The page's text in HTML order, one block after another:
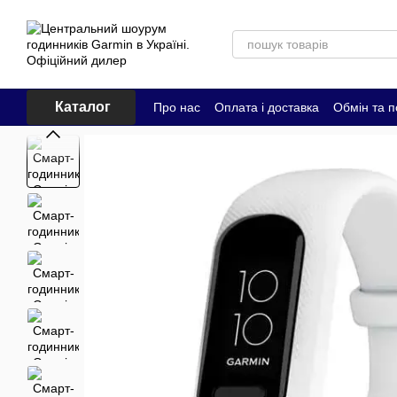
Каталог Про нас Оплата і доставка Обмін та